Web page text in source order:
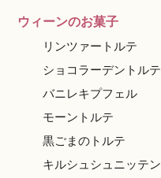
ウィーンのお菓子
リンツァートルテ
ショコラーデントルテ
バニレキプフェル
モーントルテ
黒ごまのトルテ
キルシュシュニッテン